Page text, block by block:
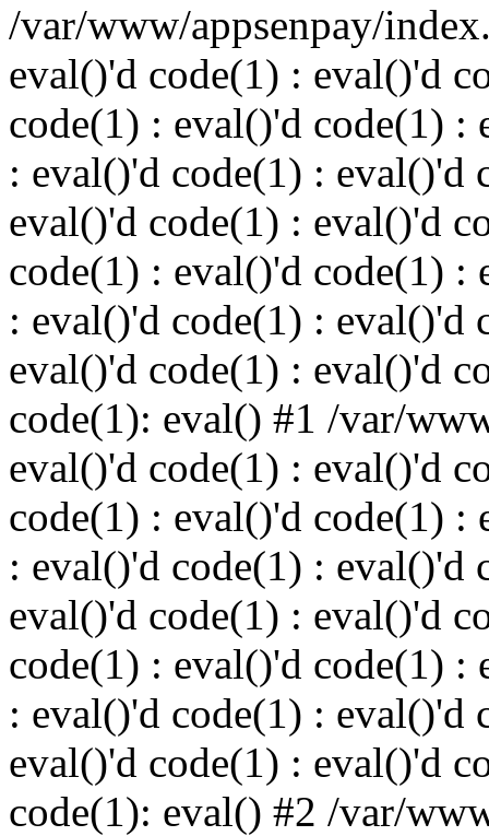
/var/www/appsenpay/
eval()'d code(1) : eval()'d
code(1) : eval()'d code(1) :
: eval()'d code(1) : eval()'d
eval()'d code(1) : eval()'d
code(1) : eval()'d code(1) :
: eval()'d code(1) : eval()'d
eval()'d code(1) : eval()'d
code(1): eval() #1 /var/
eval()'d code(1) : eval()'d
code(1) : eval()'d code(1) :
: eval()'d code(1) : eval()'d
eval()'d code(1) : eval()'d
code(1) : eval()'d code(1) :
: eval()'d code(1) : eval()'d
eval()'d code(1) : eval()'d
code(1): eval() #2 /var/